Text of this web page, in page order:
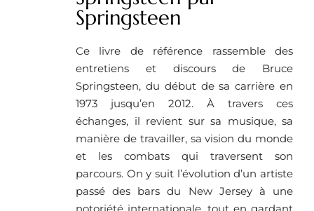
Springsteen
Ce livre de référence rassemble des
entretiens et discours de Bruce
Springsteen, du début de sa carrière en
1973 jusqu’en 2012. À travers ces
échanges, il revient sur sa musique, sa
manière de travailler, sa vision du monde
et les combats qui traversent son
parcours. On y suit l’évolution d’un artiste
passé des bars du New Jersey à une